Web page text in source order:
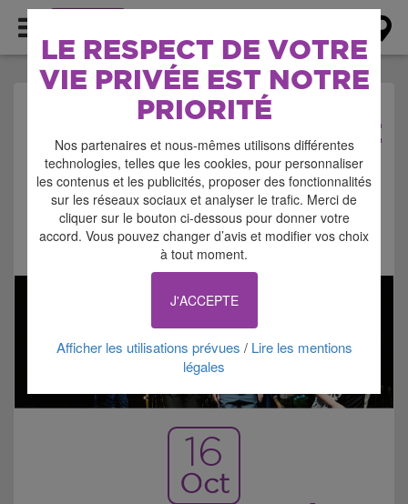
LE RESPECT DE VOTRE
VIE PRIVÉE EST NOTRE
PRIORITÉ
Nos partenaires et nous-mêmes utilisons différentes
technologies, telles que les cookies, pour personnaliser
les contenus et les publicités, proposer des fonctionnalités
sur les réseaux sociaux et analyser le trafic. Merci de
cliquer sur le bouton ci-dessous pour donner votre
accord. Vous pouvez changer d’avis et modifier vos choix
à tout moment.
J'ACCEPTE
Afficher les utilisations prévues / Lire les mentions
légales
AGENDA > SPECTACLE
Signaler cette annonce
16
Oct